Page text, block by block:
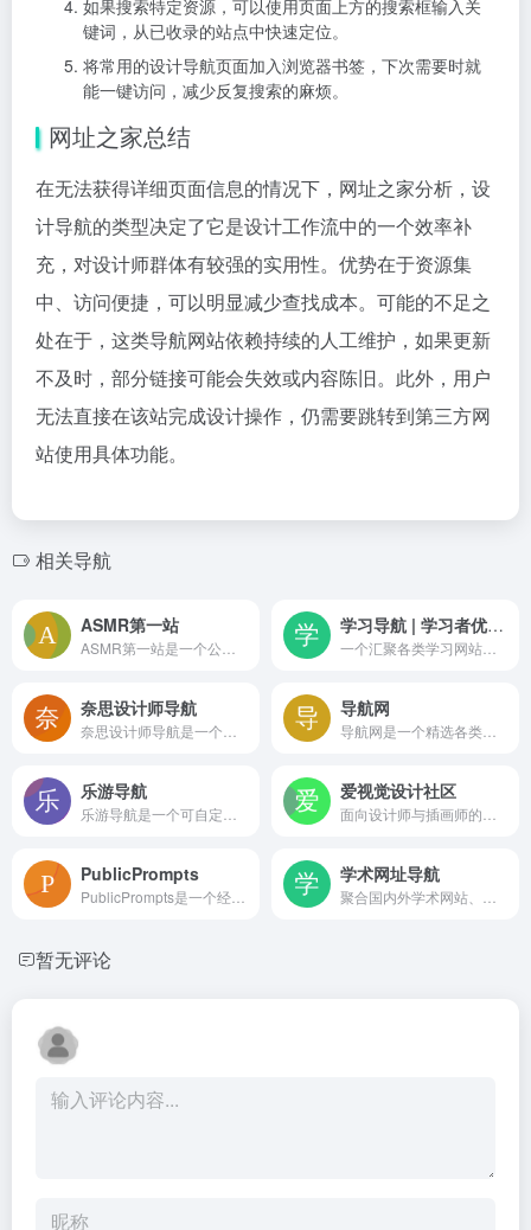
如果搜索特定资源，可以使用页面上方的搜索框输入关
键词，从已收录的站点中快速定位。
将常用的设计导航页面加入浏览器书签，下次需要时就
能一键访问，减少反复搜索的麻烦。
网址之家总结
在无法获得详细页面信息的情况下，网址之家分析，设
计导航的类型决定了它是设计工作流中的一个效率补
充，对设计师群体有较强的实用性。优势在于资源集
中、访问便捷，可以明显减少查找成本。可能的不足之
处在于，这类导航网站依赖持续的人工维护，如果更新
不及时，部分链接可能会失效或内容陈旧。此外，用户
无法直接在该站完成设计操作，仍需要跳转到第三方网
站使用具体功能。
相关导航
ASMR第一站 学习导航 | 学习者优质的学习网址导航网站
奈思设计师导航 导航网
乐游导航 爱视觉设计社区
PublicPrompts 学术网址导航
暂无评论